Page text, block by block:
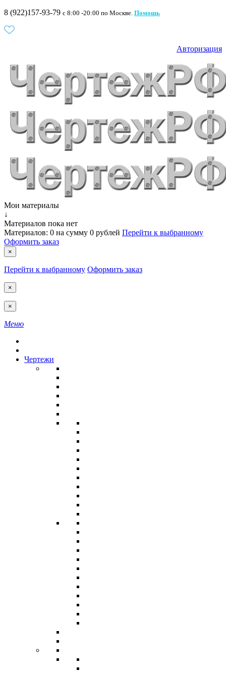
8 (922)157-93-79 c 8:00 -20:00 по Москве. Помощь
Авторизация
Мои материалы
↓
Материалов пока нет
Материалов: 0 на сумму 0 рублей Перейти к выбранному
Оформить заказ
×
Перейти к выбранному Оформить заказ
×
×
Меню
Чертежи